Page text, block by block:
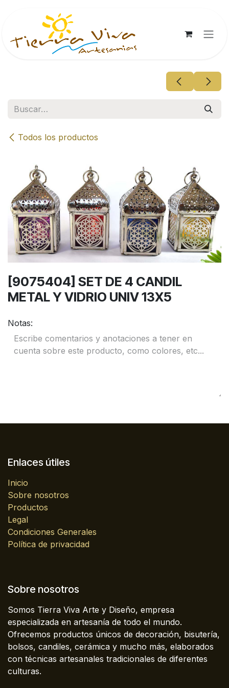
Todos los productos
[9075404] SET DE 4 CANDIL
METAL Y VIDRIO UNIV 13X5
Notas:
Enlaces útiles
Inicio
Sobre nosotros
Productos
Legal
Condiciones Generales
Política de privacidad
Sobre nosotros
Somos Tierra Viva Arte y Diseño, empresa
especializada en artesanía de todo el mundo.
Ofrecemos productos únicos de decoración, bisutería,
bolsos, candiles, cerámica y mucho más, elaborados
con técnicas artesanales tradicionales de diferentes
culturas.